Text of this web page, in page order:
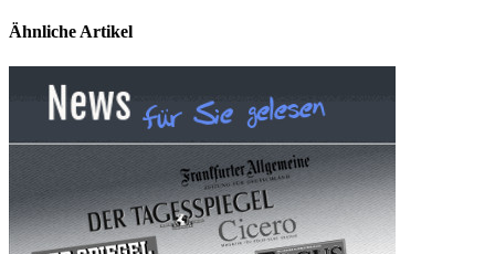
Ähnliche Artikel